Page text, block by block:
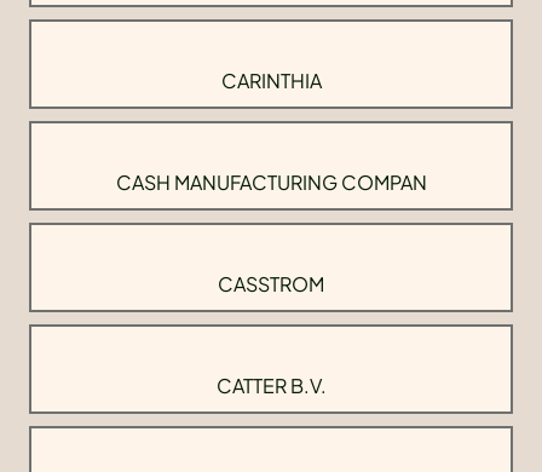
CARINTHIA
CASH MANUFACTURING COMPAN
CASSTROM
CATTER B.V.